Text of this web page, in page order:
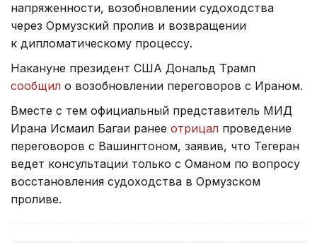
напряженности, возобновлении судоходства
через Ормузский пролив и возвращении
к дипломатическому процессу.
Накануне президент США Дональд Трамп
сообщил о возобновлении переговоров с Ираном.
Вместе с тем официальный представитель МИД
Ирана Исмаил Багаи ранее отрицал проведение
переговоров с Вашингтоном, заявив, что Тегеран
ведет консультации только с Оманом по вопросу
восстановления судоходства в Ормузском
проливе.